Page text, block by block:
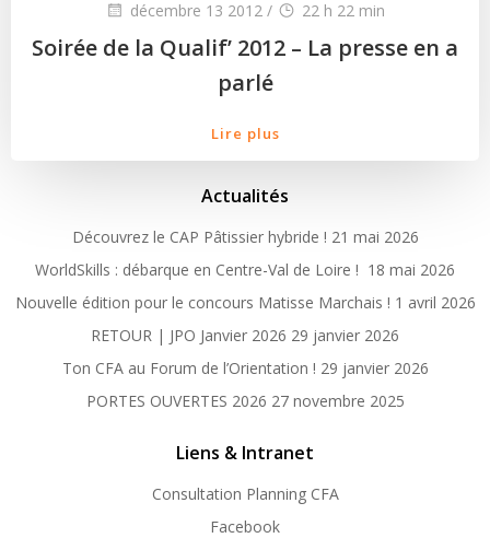
décembre 13 2012 / 22 h 22 min
Soirée de la Qualif’ 2012 – La presse en a
parlé
Lire plus
Actualités
Découvrez le CAP Pâtissier hybride ! 21 mai 2026
WorldSkills : débarque en Centre-Val de Loire ! 18 mai 2026
Nouvelle édition pour le concours Matisse Marchais ! 1 avril 2026
RETOUR | JPO Janvier 2026 29 janvier 2026
Ton CFA au Forum de l’Orientation ! 29 janvier 2026
PORTES OUVERTES 2026 27 novembre 2025
Liens & Intranet
Consultation Planning CFA
Facebook